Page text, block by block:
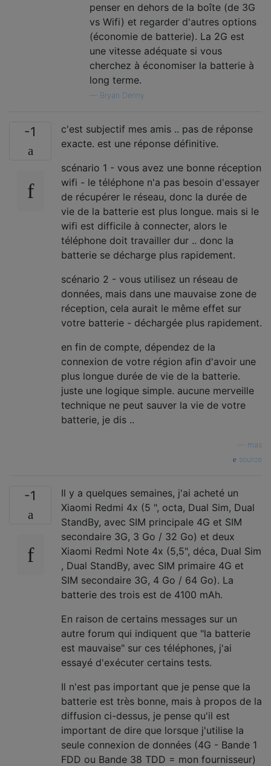
penser en dehors de la boîte (de 3G
vs Wifi) et regarder d'autres options
(économie de batterie). La 2G est
une vitesse adéquate si vous
cherchez à économiser la batterie à
long terme.
Bryan Denny
-1
c'est subjectif mes amis .. pas de réponse
exacte. est une réponse définitive.
scénario 1 - vous avez une bonne réception
wifi - le téléphone n'a pas besoin d'essayer
de récupérer le réseau, donc la durée de
vie de la batterie est plus longue. mais si le
wifi est difficile à connecter, alors le
téléphone doit travailler dur .. donc la
batterie se décharge plus rapidement.
scénario 2 - vous utilisez un réseau de
données, mais dans une mauvaise zone de
réception, cela aurait le même effet sur
votre batterie - déchargée plus rapidement.
en fin de compte, dépendez de la
connexion de votre région afin d'avoir une
plus longue durée de vie de la batterie.
juste une logique simple. aucune merveille
technique ne peut sauver la vie de votre
batterie, je dis ..
mas
source
-1
Il y a quelques semaines, j'ai acheté un
Xiaomi Redmi 4x (5 ", octa, Dual Sim, Dual
StandBy, avec SIM principale 4G et SIM
secondaire 3G, 3 Go / 32 Go) et deux
Xiaomi Redmi Note 4x (5,5", déca, Dual Sim
, Dual StandBy, avec SIM primaire 4G et
SIM secondaire 3G, 4 Go / 64 Go). La
batterie des trois est de 4100 mAh.
En raison de certains messages sur un
autre forum qui indiquent que "la batterie
est mauvaise" sur ces téléphones, j'ai
essayé d'exécuter certains tests.
Il n'est pas important que je pense que la
batterie est très bonne, mais à propos de la
diffusion ci-dessus, je pense qu'il est
important de dire que lorsque j'utilise la
seule connexion de données (4G - Bande 1
FDD ou Bande 38 TDD = mon fournisseur)